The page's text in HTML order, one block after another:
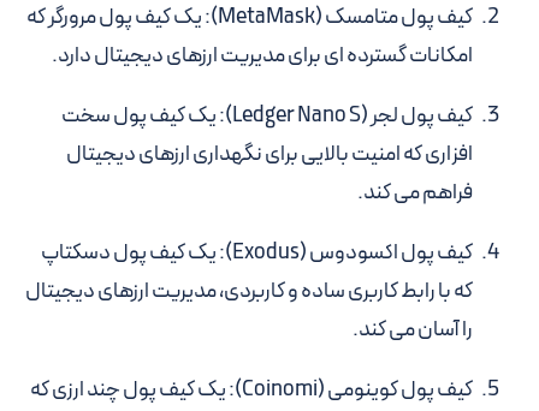
کیف پول متامسک (MetaMask)
: یک کیف پول مرورگر که
امکانات گسترده ای برای مدیریت ارزهای دیجیتال دارد.
کیف پول لجر (Ledger Nano S)
: یک کیف پول سخت
افزاری که امنیت بالایی برای نگهداری ارزهای دیجیتال
فراهم می کند.
کیف پول اکسودوس (Exodus)
: یک کیف پول دسکتاپ
که با رابط کاربری ساده و کاربردی، مدیریت ارزهای دیجیتال
را آسان می کند.
کیف پول کوینومی (Coinomi)
: یک کیف پول چند ارزی که